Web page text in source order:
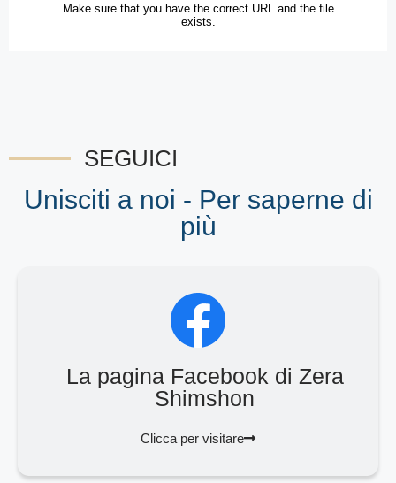
SEGUICI
Unisciti a noi - Per saperne di
più
La pagina Facebook di Zera
Shimshon
Clicca per visitare